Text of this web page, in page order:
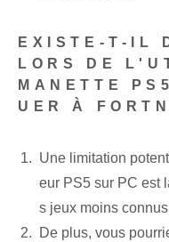
EXISTE-T-IL
LORS DE
MANETTE
UER À
Une limitation
eur PS5 sur PC est
s jeux moins
De plus, vous